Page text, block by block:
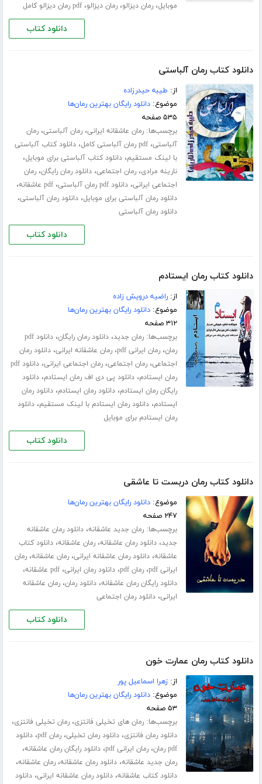
موبایل،رمان دیزالو،رمان دیزالو،pdf رمان دیزالو کامل
دانلود کتاب
دانلود کتاب رمان آلباستی
از: طیبه حیدرزاده
موضوع:دانلود رایگان بهترین رمان‌ها
۵۳۵ صفحه
برچسب‌ها:رمان عاشقانه ایرانی،رمان آلباستی،رمان
آلباستی،pdf رمان آلباستی کامل ،دانلود کتاب آلباستی
با لینک مستقیم،دانلود کتاب آلباستی برای موبایل،
نارینه مرادی،رمان اجتماعی،دانلود رمان رایگان،رمان
اجتماعی ایرانی،دانلود pdf رمان آلباستی ،pdf عاشقانه ،
دانلود رمان آلباستی برای موبایل،دانلود رمان آلباستی،
دانلود رمان آلباستی
دانلود کتاب
دانلود کتاب رمان ایستادم
از:راضیه درویش زاده
موضوع:دانلود رایگان بهترین رمان‌ها
۳۱۲ صفحه
برچسب‌ها:رمان جدید،دانلود رمان رایگان،
دانلود pdf
رمان،رمان ایرانی pdf ،رمان عاشقانه ایرانی،دانلود رمان
اجتماعی،رمان اجتماعی،رمان اجتماعی ایرانی،
دانلود pdf
رمان ایستادم،دانلود پی دی اف رمان ایستادم،دانلود
رایگان رمان ایستادم،دانلود رمان ایستادم،دانلود رمان
ایستادم،دانلود رمان ایستادم با لینک مستقیم،دانلود
رمان ایستادم برای موبایل
دانلود کتاب
دانلود کتاب رمان دربست تا عاشقی
موضوع:دانلود رایگان بهترین رمان‌ها
۲۴۷ صفحه
برچسب‌ها:رمان جدید عاشقانه،دانلود رمان عاشقانه
جدید،دانلود رمان عاشقانه،رمان عاشقانه،دانلود کتاب
عاشقانه،دانلود رمان عاشقانه ایرانی،رمان عاشقانه،رمان
ایرانی pdf
،رمان pdf ،دانلود رمان ایرانی،pdf عاشقانه ،
دانلود رایگان رمان عاشقانه،دانلود رمان،رمان عاشقانه
ایرانی،دانلود رمان اجتماعی
دانلود کتاب
دانلود کتاب رمان عمارت خون
از:زهرا اسماعیل پور
موضوع:دانلود رایگان بهترین رمان‌ها
۵۳ صفحه
برچسب‌ها:رمان های تخیلی فانتزی،رمان تخیلی فانتزی،
دانلود رمان فانتزی،دانلود رمان تخیلی،رمان pdf ،دانلود
pdf رمان
،رمان ایرانی pdf ،دانلود رایگان رمان عاشقانه،
رمان جدید عاشقانه،دانلود رمان عاشقانه،رمان عاشقانه،
دانلود کتاب عاشقانه،دانلود رمان عاشقانه ایرانی،دانلود